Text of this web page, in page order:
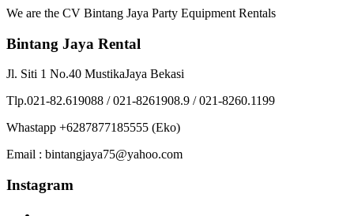
We are the CV Bintang Jaya Party Equipment Rentals
Bintang Jaya Rental
Jl. Siti 1 No.40 MustikaJaya Bekasi
Tlp.021-82.619088 / 021-8261908.9 / 021-8260.1199
Whastapp +6287877185555 (Eko)
Email : bintangjaya75@yahoo.com
Instagram